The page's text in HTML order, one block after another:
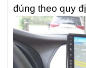
đúng theo quy